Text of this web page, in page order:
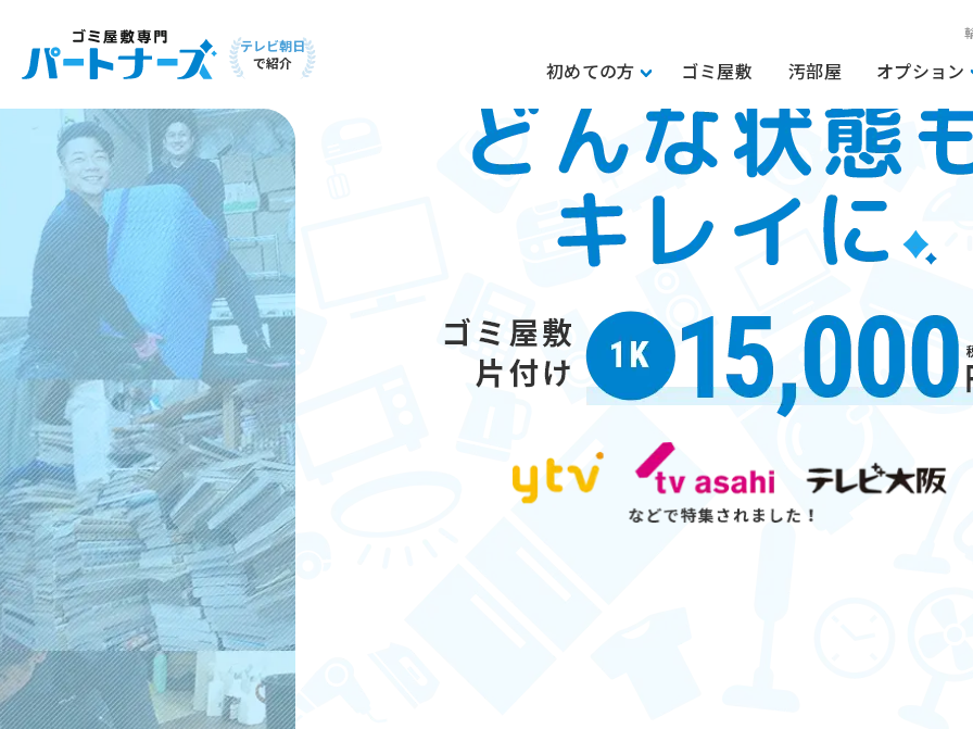
テレビ朝日
で紹介
初めての方 ゴミ屋敷 汚部屋 オプション